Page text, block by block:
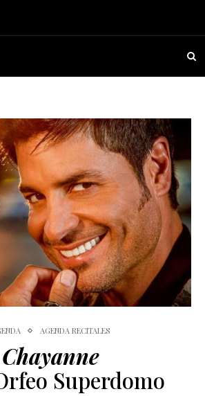
AGENDA RECITALES
Chayanne
Superdomo